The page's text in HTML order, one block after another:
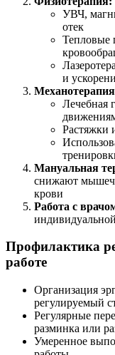
УВЧ,
отек
Тепловые
и
Лечебная
Растяжки
Мануальная
снижают
крови
Работа с
Профилактика
работе
Организация
регулируемый
Регулярные
разминка или
Умеренное